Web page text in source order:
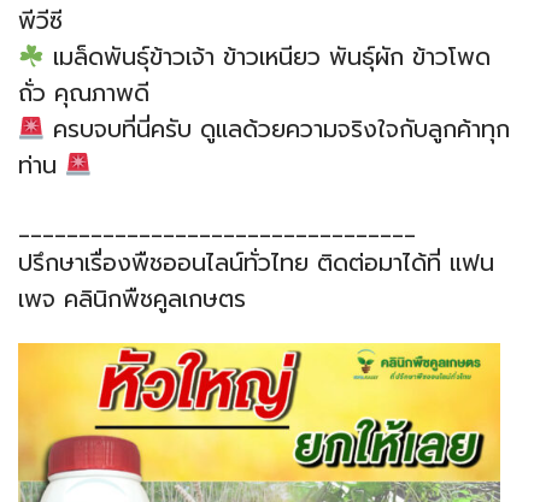
พีวีซี
เมล็ดพันธุ์ข้าวเจ้า ข้าวเหนียว พันธุ์ผัก ข้าวโพด
ถั่ว คุณภาพดี
ครบจบที่นี่ครับ ดูแลด้วยความจริงใจกับลูกค้าทุก
ท่าน
_________________________________
ปรึกษาเรื่องพืชออนไลน์ทั่วไทย ติดต่อมาได้ที่ แฟน
เพจ คลินิกพืชคูลเกษตร